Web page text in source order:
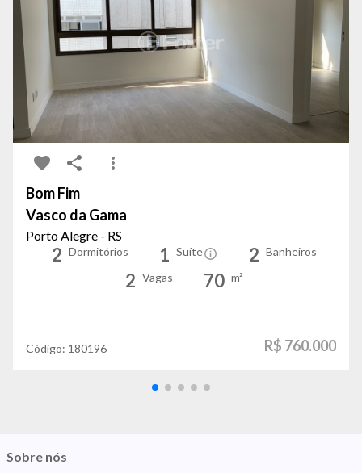
Bom Fim
Vasco da Gama
Porto Alegre - RS
2 Dormitórios 1 Suíte 2 Banheiros
2 Vagas 70 m²
Código: 180196 R$ 760.000
Sobre nós